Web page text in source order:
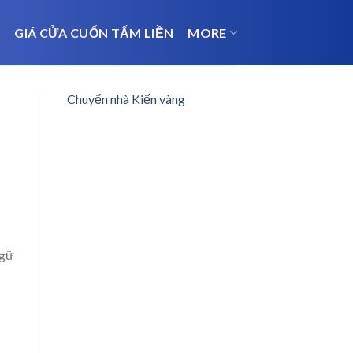
GIÁ CỬA CUỐN TẤM LIỀN MORE
Chuyển nhà Kiến vàng